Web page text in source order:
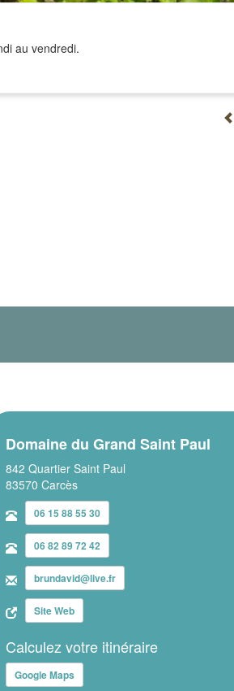
au vendredi.
Domaine du Grand Saint Paul
842 Quartier Saint Paul
83570 Carcès
06 15 88 55 30
06 82 89 72 42
brundavid@live.fr
Site Web
Calculez votre itinéraire
Google Maps